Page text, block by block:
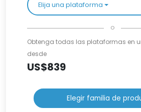
Elija una plataforma
o
Obtenga todas las plataformas en
desde
US$839
Elegir familia de